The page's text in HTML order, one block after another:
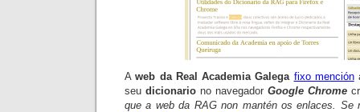
Aweb da Real Academia Galega fixo mención
seu dicionario no navegador Google Chrome
que a web da RAGnon mantén os enlaces. Se